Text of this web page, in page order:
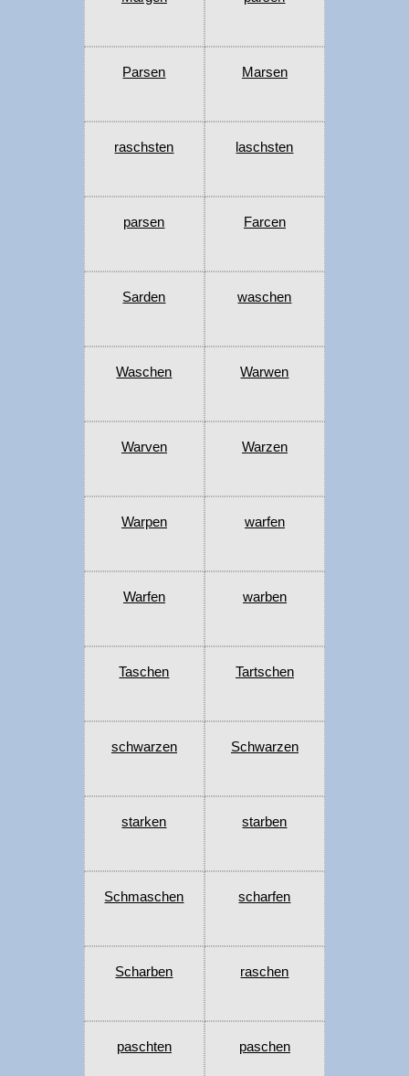
Parsen Marsen
raschsten laschsten
parsen Farcen
Sarden waschen
Waschen Warwen
Warven Warzen
Warpen warfen
Warfen warben
Taschen Tartschen
schwarzen Schwarzen
starken starben
Schmaschen scharfen
Scharben raschen
paschten paschen